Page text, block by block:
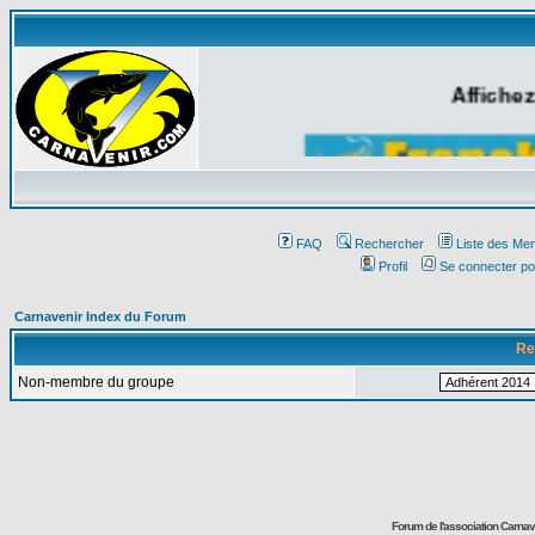
FAQ Rechercher
Liste des
Profil
Se connecter
Carnavenir Index du Forum
Non-membre du groupe
Forum de l'association